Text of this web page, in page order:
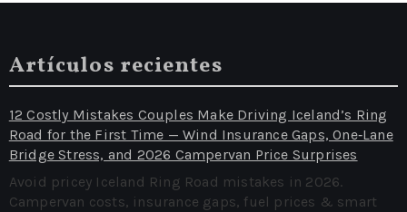
Artículos recientes
12 Costly Mistakes Couples Make Driving Iceland’s Ring
Road for the First Time — Wind Insurance Gaps, One‑Lane
Bridge Stress, and 2026 Campervan Price Surprises
Avoid pricey Iceland Ring Road mistakes in 2026.
Campervan costs, insurance gaps, fuel prices & smart